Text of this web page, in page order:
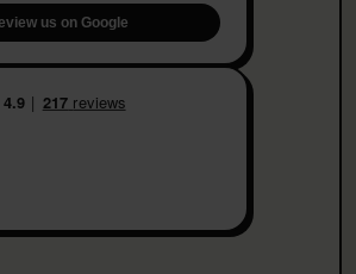
us on Google